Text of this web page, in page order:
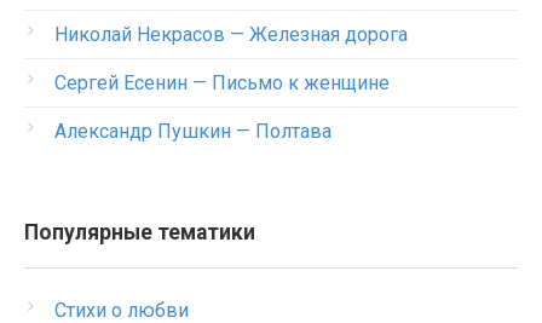
Николай Некрасов — Железная дорога
Сергей Есенин — Письмо к женщине
Александр Пушкин — Полтава
Популярные тематики
Стихи о любви